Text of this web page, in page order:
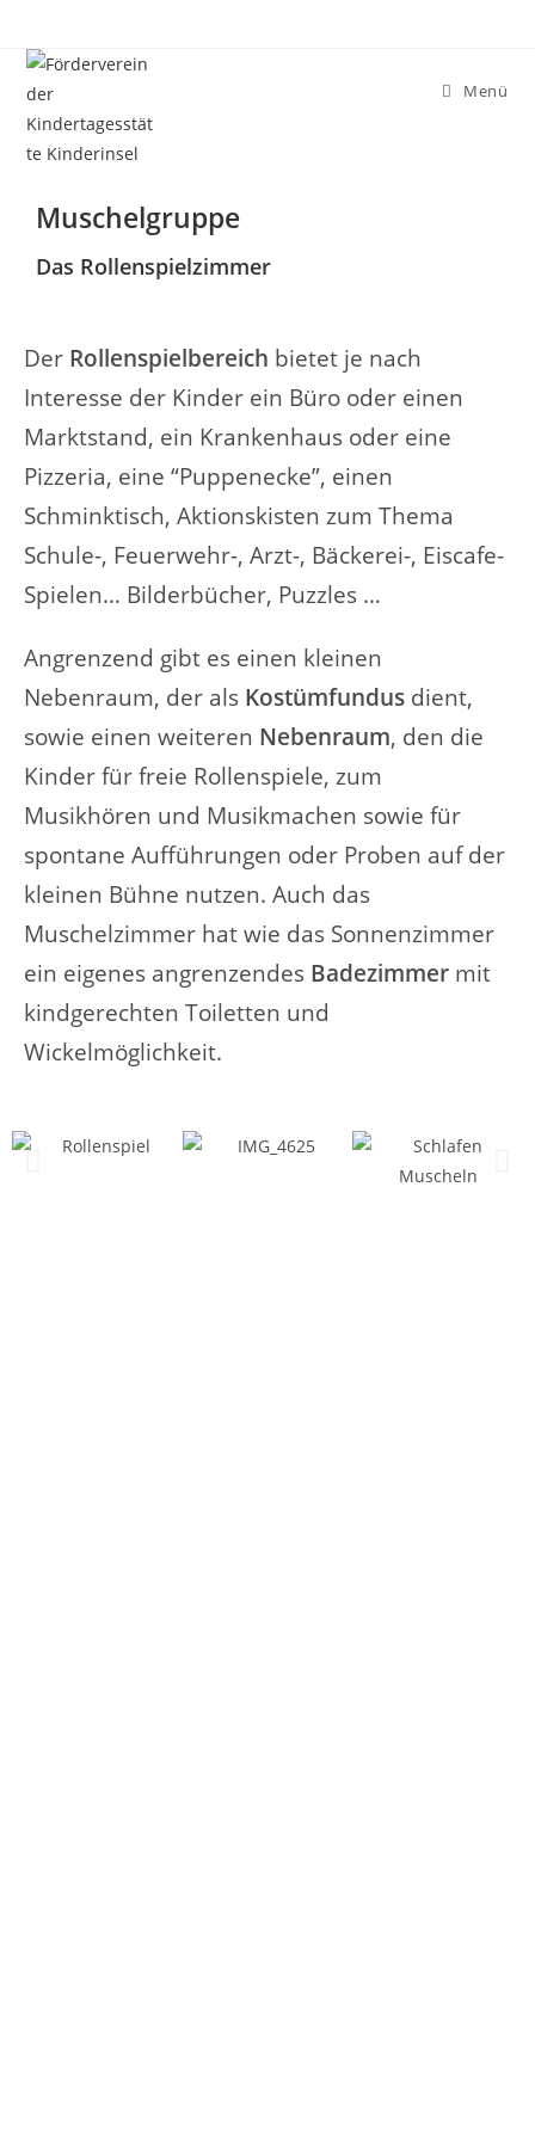
Menü
Muschelgruppe
Das Rollenspielzimmer
Der Rollenspielbereich bietet je nach
Interesse der Kinder ein Büro oder einen
Marktstand, ein Krankenhaus oder eine
Pizzeria, eine “Puppenecke”, einen
Schminktisch, Aktionskisten zum Thema
Schule-, Feuerwehr-, Arzt-, Bäckerei-, Eiscafe-
Spielen… Bilderbücher, Puzzles …
Angrenzend gibt es einen kleinen
Nebenraum, der als Kostümfundus dient,
sowie einen weiteren Nebenraum, den die
Kinder für freie Rollenspiele, zum
Musikhören und Musikmachen sowie für
spontane Aufführungen oder Proben auf der
kleinen Bühne nutzen. Auch das
Muschelzimmer hat wie das Sonnenzimmer
ein eigenes angrenzendes Badezimmer mit
kindgerechten Toiletten und
Wickelmöglichkeit.